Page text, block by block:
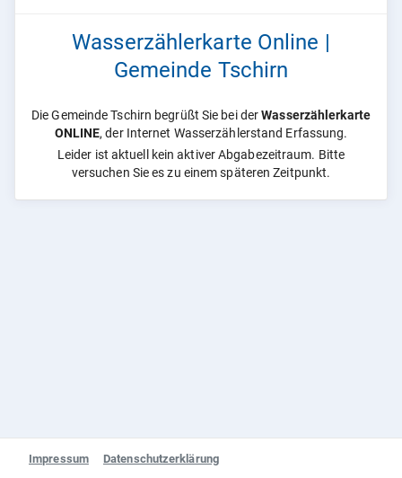
Wasserzählerkarte Online |
Gemeinde Tschirn
Die Gemeinde Tschirn begrüßt Sie bei derWasserzählerkarte
ONLINE, der Internet Wasserzählerstand Erfassung.
Leider ist aktuell kein aktiver Abgabezeitraum. Bitte
versuchen Sie es zu einem späteren Zeitpunkt.
Impressum Datenschutzerklärung